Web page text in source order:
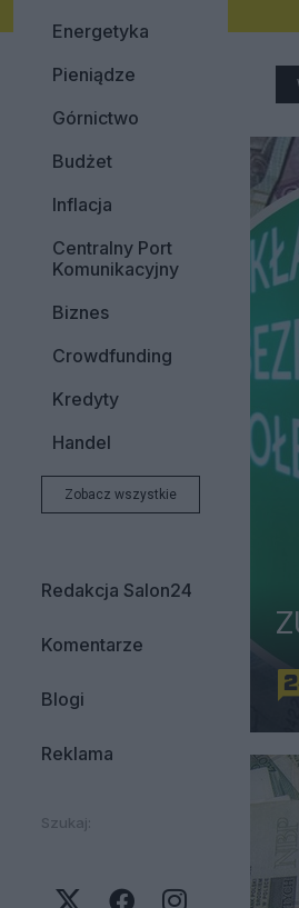
Energetyka
Pieniądze
Górnictwo
Budżet
Inflacja
Centralny Port
Komunikacyjny
Biznes
Crowdfunding
Kredyty
Handel
Zobacz wszystkie
Redakcja Salon24
Komentarze
Blogi
Reklama
Szukaj: